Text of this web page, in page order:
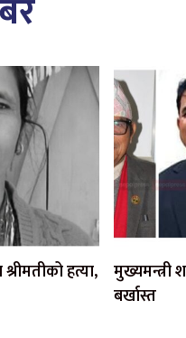
हत्या, मुख्यमन्त्री
बर्खास्त